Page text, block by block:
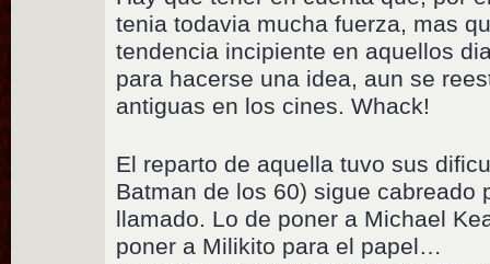
tenia todavia mucha fuerza, mas
tendencia incipiente en aquellos
para hacerse una idea, aun se
antiguas en los cines. Whack!
El reparto de aquella tuvo sus
Batman de los 60) sigue cabreado
llamado. Lo de poner a Michael
poner a Milikito para el papel…